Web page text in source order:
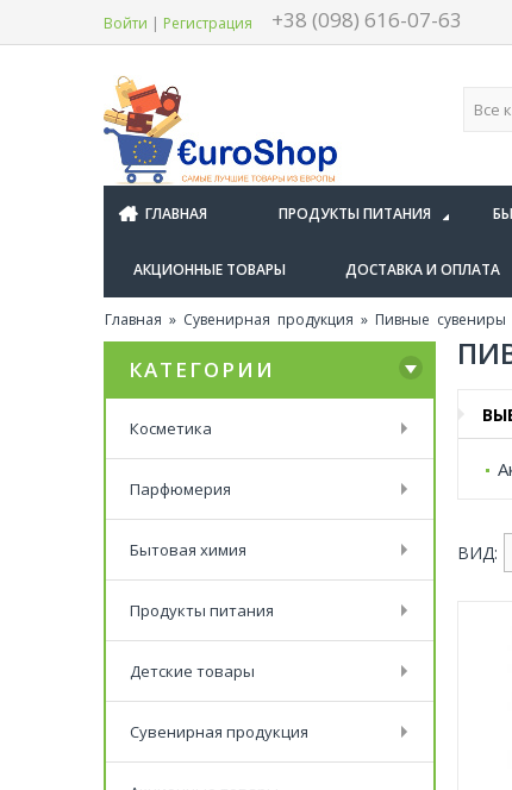
Войти | Регистрация +38 (098) 616-07-63
ГЛАВНАЯ ПРОДУКТЫ ПИТАНИЯ
АКЦИОННЫЕ ТОВАРЫ ДОСТАВКА И ОПЛАТА
Главная » Сувенирная продукция » Пивные сувениры
КАТЕГОРИИ
Косметика
Парфюмерия
Бытовая химия
Продукты питания
Детские товары
Сувенирная продукция
ВИД: